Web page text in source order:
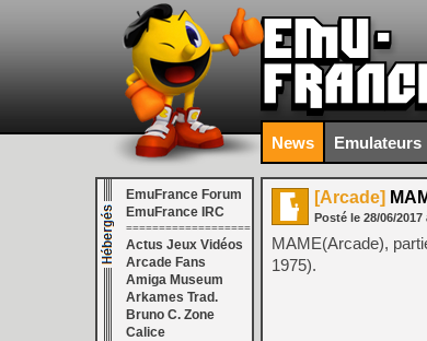
News Emulateurs
EmuFrance Forum
EmuFrance IRC
===================
Actus Jeux Vidéos
Arcade Fans
Amiga Museum
Arkames Trad.
Bruno C. Zone
Calice
[Arcade]
Posté le 28/06/2017
MAME(Arcade),
1975).